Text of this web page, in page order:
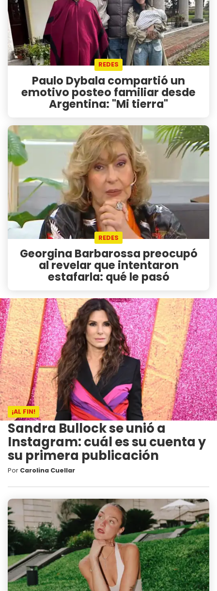
REDES
Paulo Dybala compartió un
emotivo posteo familiar desde
Argentina: "Mi tierra"
REDES
Georgina Barbarossa preocupó
al revelar que intentaron
estafarla: qué le pasó
¡AL FIN!
Sandra Bullock se unió a
Instagram: cuál es su cuenta y
su primera publicación
Por Carolina Cuellar